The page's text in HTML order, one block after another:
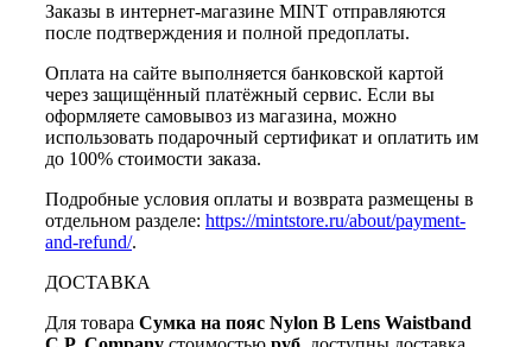
Заказы в интернет-магазине MINT отправляются
после подтверждения и полной предоплаты.
Оплата на сайте выполняется банковской картой
через защищённый платёжный сервис. Если вы
оформляете самовывоз из магазина, можно
использовать подарочный сертификат и оплатить им
до 100% стоимости заказа.
Подробные условия оплаты и возврата размещены в
отдельном разделе: https://mintstore.ru/about/payment-
and-refund/.
ДОСТАВКА
Для товара Сумка на пояс Nylon B Lens Waistband